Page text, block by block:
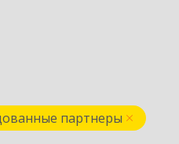
партнеры